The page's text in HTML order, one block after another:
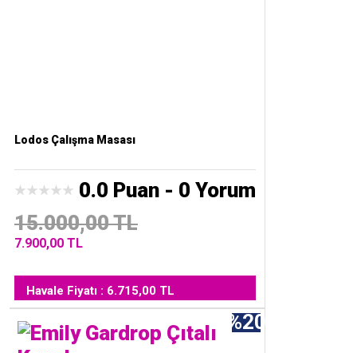
Lodos Çalışma Masası
0.0 Puan - 0 Yorum
15.000,00 TL
7.900,00 TL
Havale Fiyatı : 6.715,00 TL
%20